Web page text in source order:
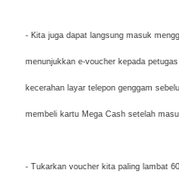
- Kita juga dapat langsung masuk
menunjukkan e-voucher kepada
kecerahan layar telepon genggam
membeli kartu Mega Cash setelah
- Tukarkan voucher kita paling lambat